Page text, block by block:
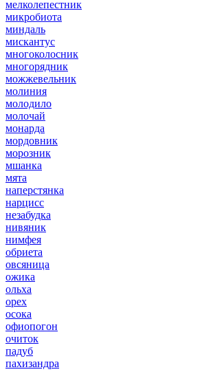
мелколепестник
микробиота
миндаль
мискантус
многоколосник
многорядник
можжевельник
молиния
молодило
молочай
монарда
мордовник
морозник
мшанка
мята
наперстянка
нарцисс
незабудка
нивяник
нимфея
обриета
овсяница
ожика
ольха
орех
осока
офиопогон
очиток
падуб
пахизандра